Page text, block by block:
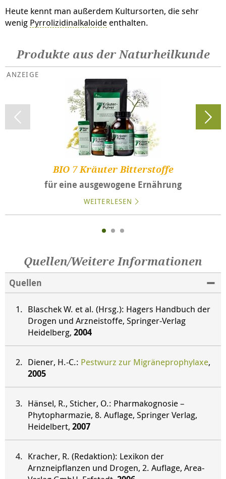
Heute kennt man außerdem Kultursorten, die sehr
wenig Pyrrolizidinalkaloide enthalten.
Produkte aus der Naturheilkunde
BIO 7 Kräuter Bitterstoffe
für eine ausgewogene Ernährung
WEITERLESEN
Quellen/Weitere Informationen
Quellen
Blaschek W. et al. (Hrsg.): Hagers Handbuch der
Drogen und Arzneistoffe, Springer-Verlag
Heidelberg, 2004
Diener, H.-C.: Pestwurz zur Migräneprophylaxe,
2005
Hänsel, R., Sticher, O.: Pharmakognosie –
Phytopharmazie, 8. Auflage, Springer Verlag,
Heidelbert, 2007
Kracher, R. (Redaktion): Lexikon der
Arnzneipflanzen und Drogen, 2. Auflage, Area-